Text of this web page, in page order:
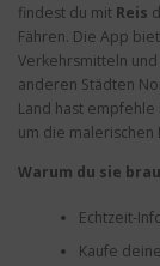
findest du mit Reis
Fähren. Die App
Verkehrsmitteln
anderen Städten
Land hast
um die malerischen
Warum du sie
Echtzeit-
Kaufe